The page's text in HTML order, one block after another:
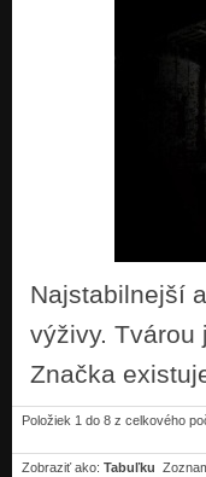
Najstabilnejší
výživy. Tvárou
Značka
Položiek 1 do 8 z celkového
Zobraziť ako: Tabuľku